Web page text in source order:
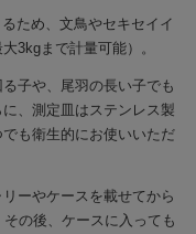
ため、文鳥やセキセイイ
3kgまで計量可能）。
子や、尾羽の長い子でも
、測定皿はステンレス製
も衛生的にお使いいただ
ーやケースを載せてから
の後、ケースに入っても